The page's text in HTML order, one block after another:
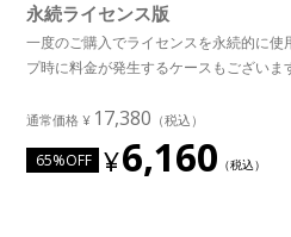
永続ライセンス版
一度のご購入でライセンスを永続的に使
プ時に料金が発生するケースもございま
17,380
65%OFF 6,160